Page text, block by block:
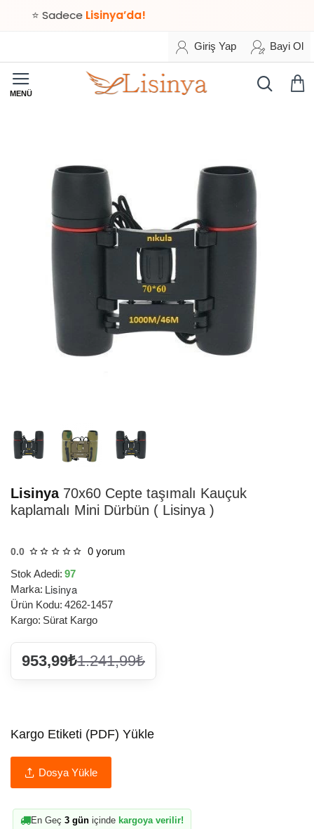
⭐ SadeceLisinya’da!
Giriş Yap Bayi Ol
Lisinya70x60 Cepte taşımalı Kauçuk
kaplamalı Mini Dürbün ( Lisinya )
0.0 0 yorum
Stok Adedi: 97
Marka: Lisinya
Ürün Kodu: 4262-1457
Kargo: Sürat Kargo
953,99₺1.241,99₺
Kargo Etiketi (PDF) Yükle
Dosya Yükle
En Geç 3 gün içinde kargoya verilir!